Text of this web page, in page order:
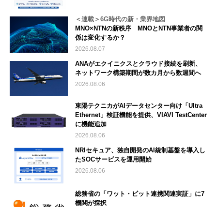
＜連載＞6G時代の新・業界地図
MNO×NTNの新秩序 MNOとNTN事業者の関
係は変化するか？
2026.08.07
ANAがエクイニクスとクラウド接続を刷新、
ネットワーク構築期間が数カ月から数週間へ
2026.08.06
東陽テクニカがAIデータセンター向け「Ultra
Ethernet」検証機能を提供、VIAVI TestCenter
に機能追加
2026.08.06
NRIセキュア、独自開発のAI統制基盤を導入し
たSOCサービスを運用開始
2026.08.06
総務省の「ワット・ビット連携関連実証」に7
機関が採択